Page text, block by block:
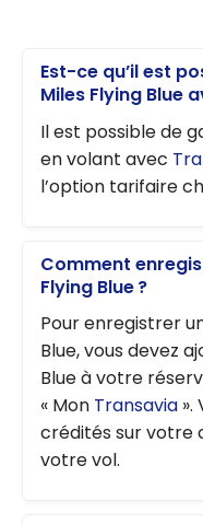
Est-ce qu’il est
Miles Flying Blue
Il est possible de
en volant avec
l’option tarifaire
Comment
Flying Blue ?
Pour enregistrer
Blue, vous devez
Blue à votre
« Mon Transavia ».
crédités sur votre
votre vol.